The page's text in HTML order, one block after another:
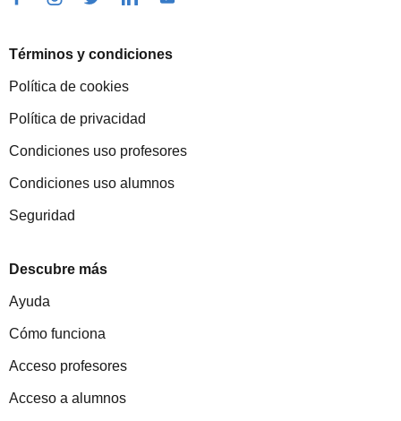
Términos y condiciones
Política de cookies
Política de privacidad
Condiciones uso profesores
Condiciones uso alumnos
Seguridad
Descubre más
Ayuda
Cómo funciona
Acceso profesores
Acceso a alumnos